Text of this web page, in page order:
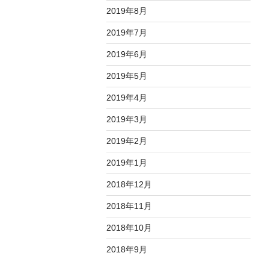
2019年8月
2019年7月
2019年6月
2019年5月
2019年4月
2019年3月
2019年2月
2019年1月
2018年12月
2018年11月
2018年10月
2018年9月